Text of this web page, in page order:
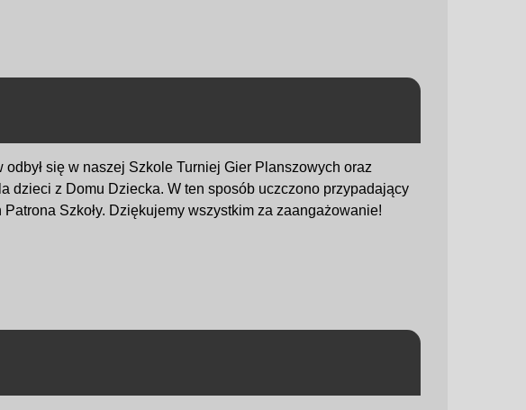
odbył się w naszej Szkole Turniej Gier Planszowych oraz
dzieci z Domu Dziecka. W ten sposób uczczono przypadający
Szkoły. Dziękujemy wszystkim za zaangażowanie!